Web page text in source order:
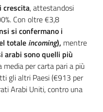
crescita, attestandosi
Con oltre €3,8
si confermano i
totale incoming), mentre
arabi sono quelli più
media per carta pari a più
gli altri Paesi (€913 per
Arabi Uniti, contro una